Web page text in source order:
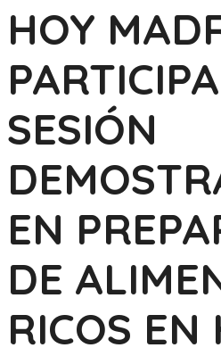
HOY
SESIÓN
EN
DE
RICOS EN